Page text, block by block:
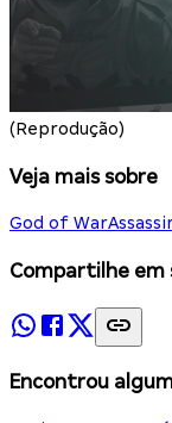
(Reprodução)
Veja mais sobre
God of War
Compartilhe em
Encontrou